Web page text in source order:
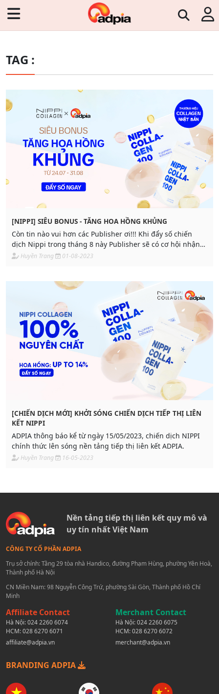
TAG :
[NIPPI] SIÊU BONUS - TĂNG HOA HỒNG KHỦNG
Còn tin nào vui hơn các Publisher ơi!!! Khi đẩy số chiến
dịch Nippi trong tháng 8 này Publisher sẽ có cơ hội nhận
ngay bonus đến 17,5%.
Huyền Trang 01-08-2023
[CHIẾN DỊCH MỚI] KHỞI SÓNG CHIẾN DỊCH TIẾP THỊ LIÊN
KẾT NIPPI
ADPIA thông báo kể từ ngày 15/05/2023, chiến dịch NIPPI
chính thức lên sóng nền tảng tiếp thị liên kết ADPIA.
Huyền Trang 16-05-2023
Nền tảng tiếp thị liên kết quy mô và
uy tín nhất Việt Nam
CÔNG TY CỔ PHẦN ADPIA
Trụ sở chính: Tầng 29 tòa nhà Handico, đường Phạm Hùng, phường Yên Hoà,
Thành phố Hà Nội
CN Miền Nam: 98 Nguyễn Công Trứ, phường Sài Gòn, Thành phố Hồ Chí
Minh
Affiliate Contact
Hà Nội:024 2260 6074
HCM:028 6270 6071
affiliate@adpia.vn
Merchant Contact
Hà Nội:024 2260 6075
HCM:028 6270 6072
merchant@adpia.vn
BRANDING ADPIA